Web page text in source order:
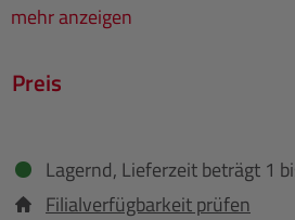
mehr anzeigen
Preis
Lagernd, Lieferzeit beträgt 1
Filialverfügbarkeit prüfen